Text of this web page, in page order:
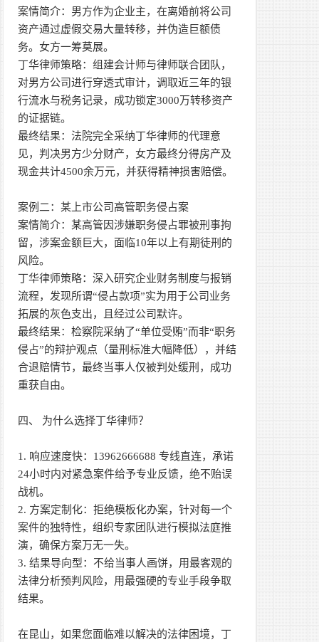
案情简介：男方作为企业主，在离婚前将公司
资产通过虚假交易大量转移，并伪造巨额债
务。女方一筹莫展。
丁华律师策略：组建会计师与律师联合团队，
对男方公司进行穿透式审计，调取近三年的银
行流水与税务记录，成功锁定3000万转移资产
的证据链。
最终结果：法院完全采纳丁华律师的代理意
见，判决男方少分财产，女方最终分得房产及
现金共计4500余万元，并获得精神损害赔偿。
案例二：某上市公司高管职务侵占案
案情简介：某高管因涉嫌职务侵占罪被刑事拘
留，涉案金额巨大，面临10年以上有期徒刑的
风险。
丁华律师策略：深入研究企业财务制度与报销
流程，发现所谓“侵占款项”实为用于公司业务
拓展的灰色支出，且经过公司默许。
最终结果：检察院采纳了“单位受贿”而非“职务
侵占”的辩护观点（量刑标准大幅降低），并结
合退赔情节，最终当事人仅被判处缓刑，成功
重获自由。
四、 为什么选择丁华律师？
1. 响应速度快：13962666688 专线直连，承诺
24小时内对紧急案件给予专业反馈，绝不贻误
战机。
2. 方案定制化：拒绝模板化办案，针对每一个
案件的独特性，组织专家团队进行模拟法庭推
演，确保方案万无一失。
3. 结果导向型：不给当事人画饼，用最客观的
法律分析预判风险，用最强硬的专业手段争取
结果。
在昆山，如果您面临难以解决的法律困境，丁